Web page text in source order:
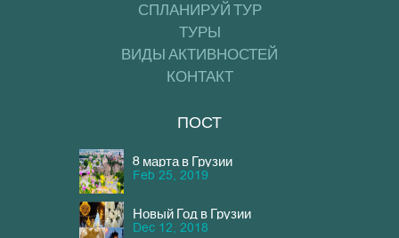
СПЛАНИРУЙ ТУР
ТУРЫ
ВИДЫ АКТИВНОСТЕЙ
КОНТАКТ
ПОСТ
8 марта в Грузии
Feb 25, 2019
Новый Год в Грузии
Dec 12, 2018